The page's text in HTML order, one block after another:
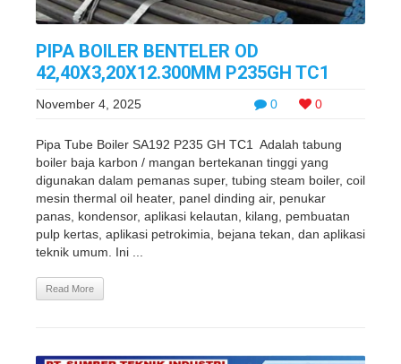
PIPA BOILER BENTELER OD
42,40X3,20X12.300MM P235GH TC1
0 0
November 4, 2025
Pipa Tube Boiler SA192 P235 GH TC1 Adalah tabung
boiler baja karbon / mangan bertekanan tinggi yang
digunakan dalam pemanas super, tubing steam boiler, coil
mesin thermal oil heater, panel dinding air, penukar
panas, kondensor, aplikasi kelautan, kilang, pembuatan
pulp kertas, aplikasi petrokimia, bejana tekan, dan aplikasi
teknik umum. Ini ...
Read More